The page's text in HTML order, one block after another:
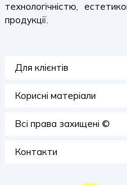
технологічністю,
продукції.
Для клієнтів
Корисні матеріали
Всi права захищенi ©
Контакти